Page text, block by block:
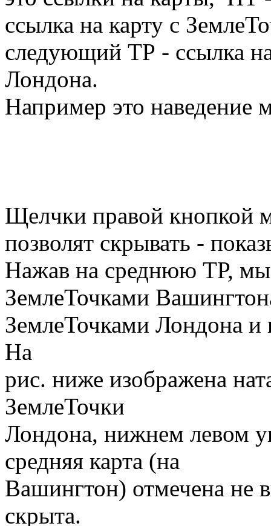
ссылка на карту с
следующий ТР - ссылка
Лондона.
Например это
Щелчки правой кнопкой
позволят скрывать -
Нажав на среднюю ТР, мы
ЗемлеТочками
ЗемлеТочками Лондона и
На
рис. ниже изображена
ЗемлеТочки
Лондона, нижнем левом
средняя карта (на
Вашингтон) отмечена не
скрыта.